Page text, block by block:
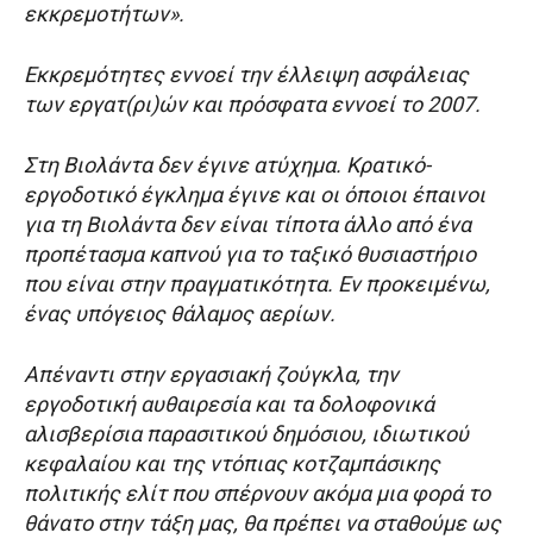
εκκρεμοτήτων».
Εκκρεμότητες εννοεί την έλλειψη ασφάλειας
των εργατ(ρι)ών και πρόσφατα εννοεί το 2007.
Στη Βιολάντα δεν έγινε ατύχημα. Κρατικό-
εργοδοτικό έγκλημα έγινε και οι όποιοι έπαινοι
για τη Βιολάντα δεν είναι τίποτα άλλο από ένα
προπέτασμα καπνού για το ταξικό θυσιαστήριο
που είναι στην πραγματικότητα. Εν προκειμένω,
ένας υπόγειος θάλαμος αερίων.
Απέναντι στην εργασιακή ζούγκλα, την
εργοδοτική αυθαιρεσία και τα δολοφονικά
αλισβερίσια παρασιτικού δημόσιου, ιδιωτικού
κεφαλαίου και της ντόπιας κοτζαμπάσικης
πολιτικής ελίτ που σπέρνουν ακόμα μια φορά το
θάνατο στην τάξη μας, θα πρέπει να σταθούμε ως